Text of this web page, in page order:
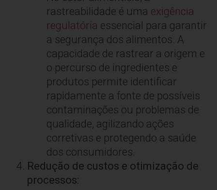
rastreabilidade é uma exigência
regulatória essencial para garantir
a segurança dos alimentos. A
capacidade de rastrear a origem e
o percurso de ingredientes e
produtos permite identificar
rapidamente a fonte de possíveis
contaminações ou problemas de
qualidade, agilizando ações
corretivas e protegendo a saúde
dos consumidores.
Redução de custos e otimização de
processos: